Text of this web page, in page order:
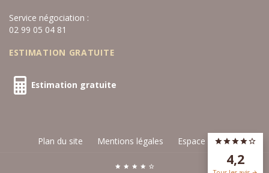
4,2
Service négociation :
02 99 05 04 81
ESTIMATION GRATUITE
Estimation gratuite
Plan du site Mentions légales Espace privé